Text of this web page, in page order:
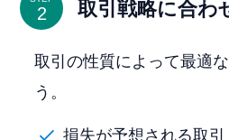
取引戦略に合わ
取引の性質によって最適
う。
損失が予想される取